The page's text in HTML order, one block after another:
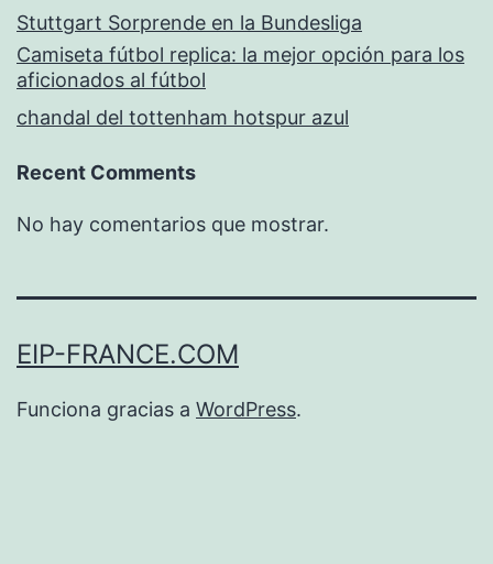
Stuttgart Sorprende en la Bundesliga
Camiseta fútbol replica: la mejor opción para los
aficionados al fútbol
chandal del tottenham hotspur azul
Recent Comments
No hay comentarios que mostrar.
EIP-FRANCE.COM
Funciona gracias a WordPress.